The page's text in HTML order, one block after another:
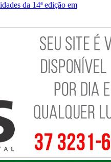
da 14ª edição em